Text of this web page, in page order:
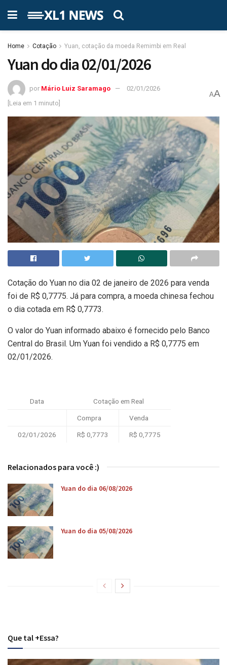
Home Cotação Yuan, cotação da moeda Remimbi em Real
Yuan do dia 02/01/2026
por Mário Luiz Saramago
02/01/2026
[Leia em 1 minuto]
AA
Cotação do Yuan no dia 02 de janeiro de 2026 para venda
foi de R$ 0,7775. Já para compra, a moeda chinesa fechou
o dia cotada em R$ 0,7773.
O valor do Yuan informado abaixo é fornecido pelo Banco
Central do Brasil. Um Yuan foi vendido a R$ 0,7775 em
02/01/2026.
Data Cotação em Real
Compra Venda
02/01/2026 R$ 0,7773 R$ 0,7775
Relacionados para você :)
Yuan do dia 06/08/2026
Yuan do dia 05/08/2026
Que tal +Essa?